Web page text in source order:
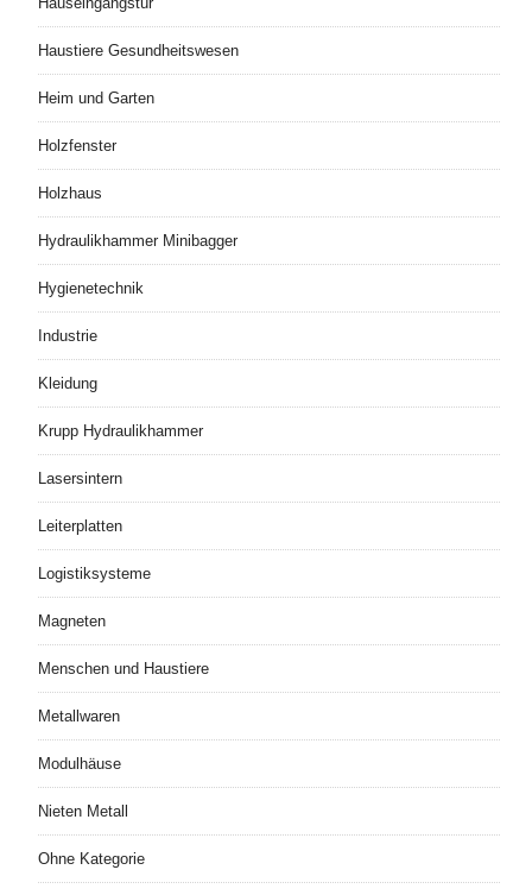
Haustiere Gesundheitswesen
Heim und Garten
Holzfenster
Holzhaus
Hydraulikhammer Minibagger
Hygienetechnik
Industrie
Kleidung
Krupp Hydraulikhammer
Lasersintern
Leiterplatten
Logistiksysteme
Magneten
Menschen und Haustiere
Metallwaren
Modulhäuse
Nieten Metall
Ohne Kategorie